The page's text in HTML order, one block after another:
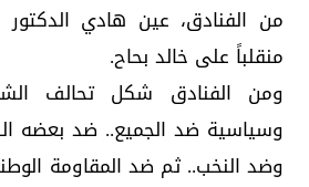
من الفنادق، عين هادي الدكتور
منقلباً على خالد بحاح.
ومن الفنادق شكل تحالف
وسياسية ضد الجميع.. ضد بعضه
وضد النخب.. ثم ضد المقاومة